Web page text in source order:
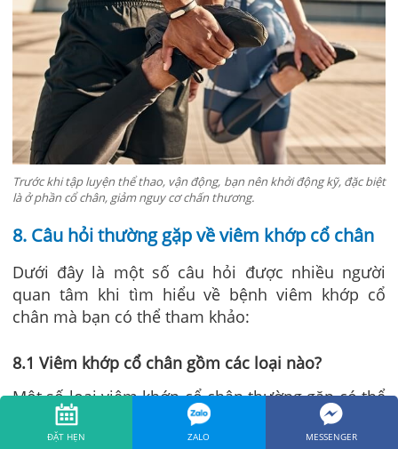
Trước khi tập luyện thể thao, vận động, bạn nên khởi động kỹ, đặc biệt
là ở phần cổ chân, giảm nguy cơ chấn thương.
8. Câu hỏi thường gặp về viêm khớp cổ chân
Dưới đây là một số câu hỏi được nhiều người
quan tâm khi tìm hiểu về bệnh viêm khớp cổ
chân mà bạn có thể tham khảo:
8.1 Viêm khớp cổ chân gồm các loại nào?
Một số loại viêm khớp cổ chân thường gặp có thể
kể đến như viêm xương khớp cổ chân, viêm khớp
dạng thấp, viêm khớp cổ chân sau chấn thương,
ĐẶT HẸN ZALO MESSENGER